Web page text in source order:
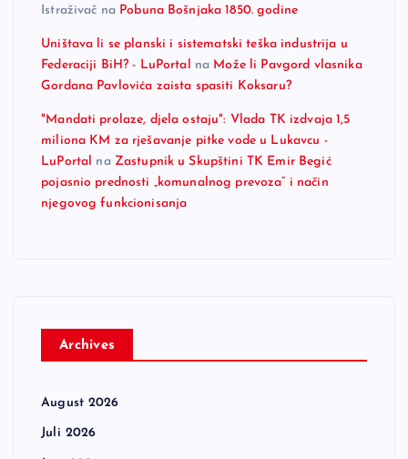
Istraživač na Pobuna Bošnjaka 1850. godine
Uništava li se planski i sistematski teška industrija u
Federaciji BiH? - LuPortal
na Može li Pavgord vlasnika
Gordana Pavlovića zaista spasiti Koksaru?
"Mandati prolaze, djela ostaju": Vlada TK izdvaja 1,5
miliona KM za rješavanje pitke vode u Lukavcu -
LuPortal na Zastupnik u Skupštini TK Emir Begić
pojasnio prednosti „komunalnog prevoza“ i način
njegovog funkcionisanja
Archives
August 2026
Juli 2026